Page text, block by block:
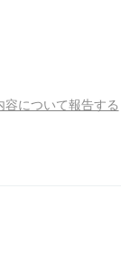
容について報告する